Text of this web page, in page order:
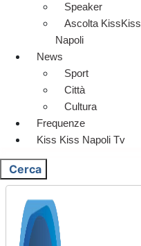
Speaker
Ascolta KissKiss
Napoli
News
Sport
Città
Cultura
Frequenze
Kiss Kiss Napoli Tv
Cerca